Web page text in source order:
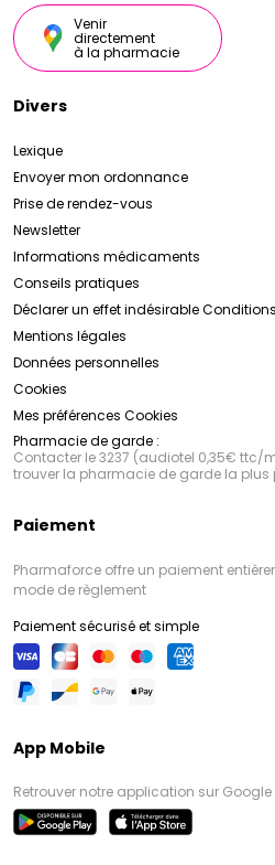
Venir
directement
à la pharmacie
Divers
Lexique
Envoyer mon ordonnance
Prise de rendez-vous
Newsletter
Informations médicaments
Conseils pratiques
Déclarer un effet indésirable
Mentions légales
Données personnelles
Cookies
Mes préférences Cookies
Pharmacie de garde :
Contacter le 3237 (audiotel 0,35€ ttc/
trouver la pharmacie de garde la plus
Paiement
Pharmaforce offre un paiement
mode de règlement
Paiement sécurisé et simple
App Mobile
Retrouver notre application sur Google